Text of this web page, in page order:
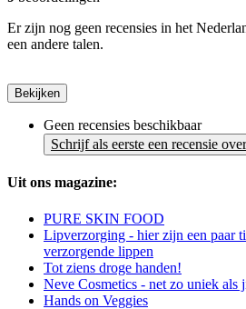
Er zijn nog geen recensies in het
een andere talen.
Bekijken
Geen recensies beschikbaar
Schrijf als eerste een recensie
Uit ons magazine:
PURE SKIN FOOD
Lipverzorging - hier zijn een paar
verzorgende lippen
Tot ziens droge handen!
Neve Cosmetics - net zo uniek als
Hands on Veggies